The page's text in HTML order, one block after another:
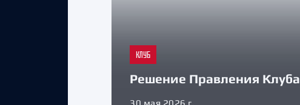
КЛУБ
Решение Правления Клуба
30 мая 2026 г.